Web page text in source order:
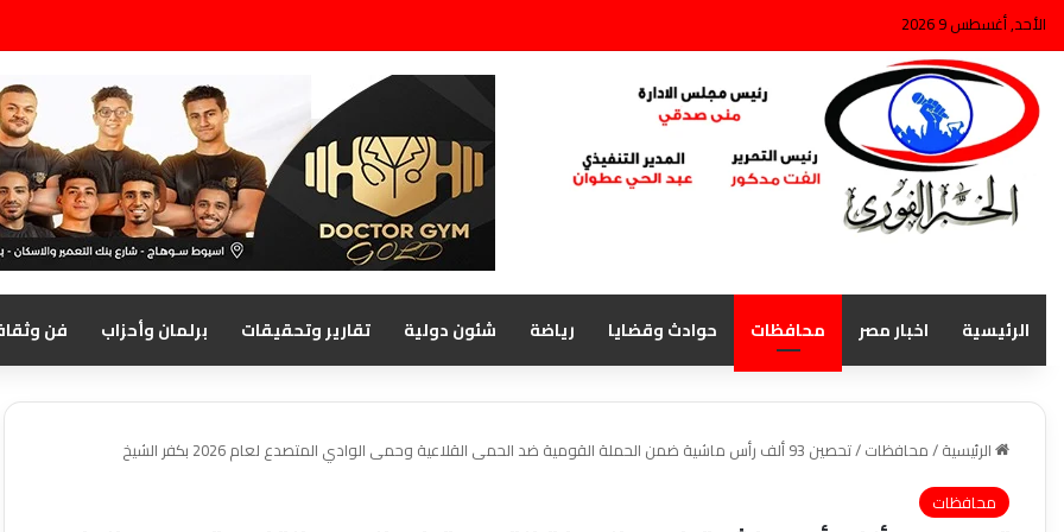
الأحد, أغسطس 9 2026
الرئيسية اخبار مصر محافظات حوادث وقضايا رياضة شئون دولية تقارير وتحقيقات برلمان وأحزاب فن
الرئيسية/محافظات/تحصين 93 ألف رأس ماشية ضمن الحملة القومية ضد الحمى القلاعية وحمى الوادي المتصدع لعام 2026 بكفر الشيخ
محافظات